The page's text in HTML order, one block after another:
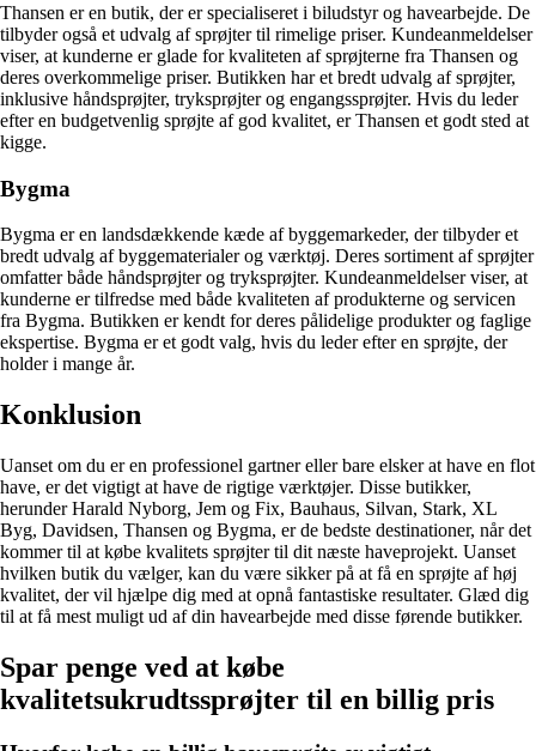
Thansen er en butik, der er specialiseret i biludstyr og havearbejde. De
tilbyder også et udvalg af sprøjter til rimelige priser. Kundeanmeldelser
viser, at kunderne er glade for kvaliteten af sprøjterne fra Thansen og
deres overkommelige priser. Butikken har et bredt udvalg af sprøjter,
inklusive håndsprøjter, tryksprøjter og engangssprøjter. Hvis du leder
efter en budgetvenlig sprøjte af god kvalitet, er Thansen et godt sted at
kigge.
Bygma
Bygma er en landsdækkende kæde af byggemarkeder, der tilbyder et
bredt udvalg af byggematerialer og værktøj. Deres sortiment af sprøjter
omfatter både håndsprøjter og tryksprøjter. Kundeanmeldelser viser, at
kunderne er tilfredse med både kvaliteten af produkterne og servicen
fra Bygma. Butikken er kendt for deres pålidelige produkter og faglige
ekspertise. Bygma er et godt valg, hvis du leder efter en sprøjte, der
holder i mange år.
Konklusion
Uanset om du er en professionel gartner eller bare elsker at have en flot
have, er det vigtigt at have de rigtige værktøjer. Disse butikker,
herunder Harald Nyborg, Jem og Fix, Bauhaus, Silvan, Stark, XL
Byg, Davidsen, Thansen og Bygma, er de bedste destinationer, når det
kommer til at købe kvalitets sprøjter til dit næste haveprojekt. Uanset
hvilken butik du vælger, kan du være sikker på at få en sprøjte af høj
kvalitet, der vil hjælpe dig med at opnå fantastiske resultater. Glæd dig
til at få mest muligt ud af din havearbejde med disse førende butikker.
Spar penge ved at købe
kvalitetsukrudtssprøjter til en billig pris